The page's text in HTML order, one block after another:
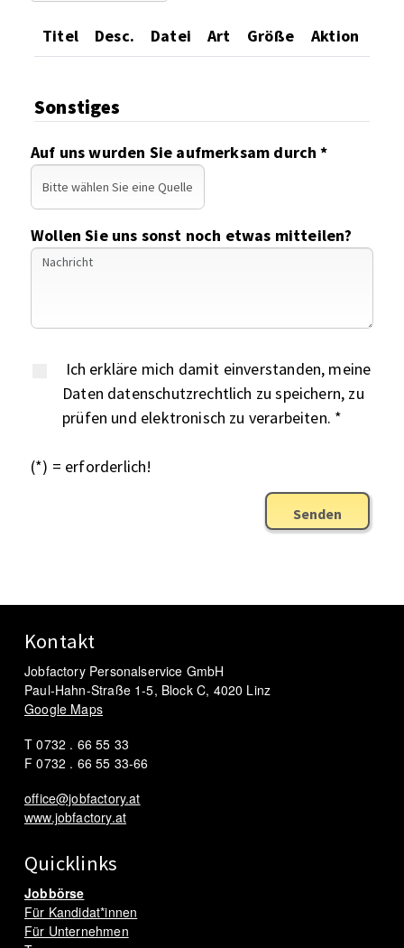
Titel Desc. Datei Art Größe Aktion
Sonstiges
Auf uns wurden Sie aufmerksam durch *
Wollen Sie uns sonst noch etwas mitteilen?
Ich erkläre mich damit einverstanden, meine
Daten datenschutzrechtlich zu speichern, zu
prüfen und elektronisch zu verarbeiten. *
(*) = erforderlich!
Senden
Kontakt
Jobfactory Personalservice GmbH
Paul-Hahn-Straße 1-5, Block C, 4020 Linz
Google Maps
T 0732 . 66 55 33
F 0732 . 66 55 33-66
office@jobfactory.at
www.jobfactory.at
Quicklinks
Jobbörse
Für Kandidat*innen
Für Unternehmen